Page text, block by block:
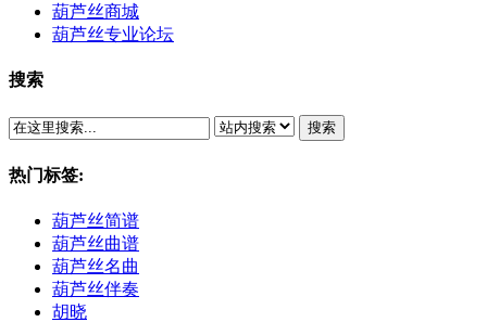
葫芦丝商城
葫芦丝专业论坛
搜索
搜索
热门标签:
葫芦丝简谱
葫芦丝曲谱
葫芦丝名曲
葫芦丝伴奏
胡晓